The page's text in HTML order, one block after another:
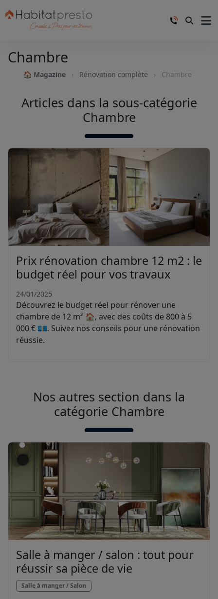
Chambre
🏠 Magazine Rénovation complète Chambre
Articles dans la sous-catégorie
Chambre
Prix rénovation chambre 12 m2 : le
budget réel pour vos travaux
24/01/2025
Découvrez le budget réel pour rénover une
chambre de 12 m² 🏠, avec des coûts de 800 à 5
000 € 💶. Suivez nos conseils pour une rénovation
réussie.
Nos autres section dans la
catégorie Chambre
Salle à manger / salon : tout pour
réussir sa pièce de vie
Salle à manger / Salon